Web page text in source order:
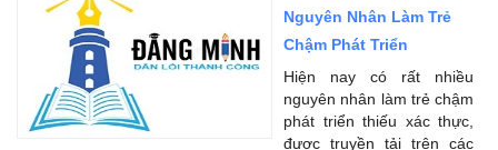
Nguyên Nhân Làm Trẻ
Chậm Phát Triển
Hiện nay có rất nhiều
nguyên nhân làm trẻ chậm
phát triển thiếu xác thực,
được truyền tải trên các